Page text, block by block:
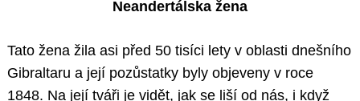
Neandertálska žena
Tato žena žila asi před 50 tisíci lety v oblasti dnešního
Gibraltaru a její pozůstatky byly objeveny v roce
1848. Na její tváři je vidět, jak se liší od nás, i když